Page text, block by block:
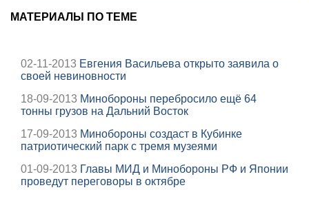
МАТЕРИАЛЫ ПО ТЕМЕ
02-11-2013 Евгения Васильева открыто заявила о
своей невиновности
18-09-2013 Минобороны перебросило ещё 64
тонны грузов на Дальний Восток
17-09-2013 Минобороны создаст в Кубинке
патриотический парк с тремя музеями
01-09-2013 Главы МИД и Минобороны РФ и Японии
проведут переговоры в октябре